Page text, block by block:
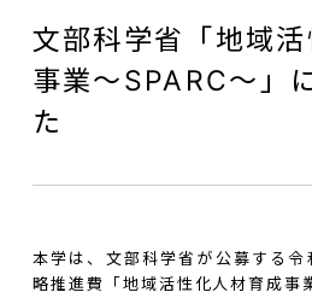
文部科学省「地域
事業～SPARC～」
た
本学は、文部科学省が公募する
略推進費「地域活性化人材育成事